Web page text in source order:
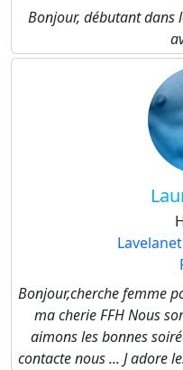
Bonjour, débutant dans
Bonjour,cherche femme
ma cherie FFH Nous
aimons les bonnes
contacte nous ... J adore